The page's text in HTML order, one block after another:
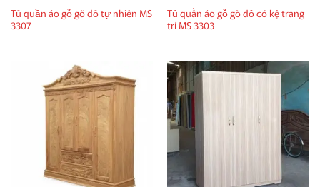
Tủ quần áo gỗ gõ đỏ tự nhiên MS
3307
Tủ quần áo gỗ gõ đỏ có kệ trang
trí MS 3303